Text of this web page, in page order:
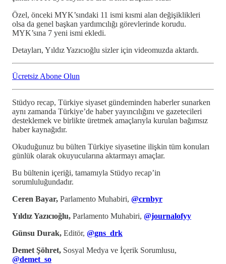
Özel, önceki MYK’sındaki 11 ismi kısmi alan değişiklikleri
olsa da genel başkan yardımcılığı görevlerinde korudu.
MYK’sına 7 yeni ismi ekledi.
Detayları, Yıldız Yazıcıoğlu sizler için videomuzda aktardı.
Ücretsiz Abone Olun
Stüdyo recap, Türkiye siyaset gündeminden haberler sunarken
aynı zamanda Türkiye’de haber yayıncılığını ve gazetecileri
desteklemek ve birlikte üretmek amaçlarıyla kurulan bağımsız
haber kaynağıdır.
Okuduğunuz bu bülten Türkiye siyasetine ilişkin tüm konuları
günlük olarak okuyucularına aktarmayı amaçlar.
Bu bültenin içeriği, tamamıyla Stüdyo recap’in
sorumluluğundadır.
Ceren Bayar, Parlamento Muhabiri, @crnbyr
Yıldız Yazıcıoğlu, Parlamento Muhabiri, @journalofyy
Günsu Durak, Editör, @gns_drk
Demet Şöhret, Sosyal Medya ve İçerik Sorumlusu,
@demet_so